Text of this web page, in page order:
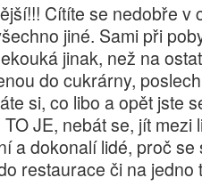
Cítíte se nedobře v
jiné. Sami při
jinak, než na
do cukrárny,
si, co libo a opět jste
JE, nebát se, jít
a dokonalí lidé, proč
restaurace či na jedno